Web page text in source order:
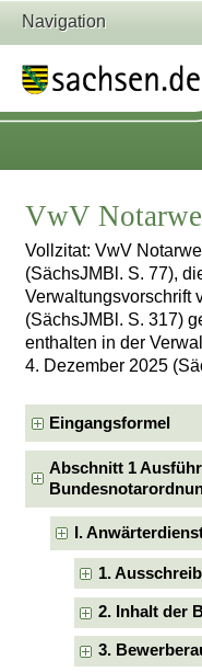
Navigation
VwV
Vollzitat: VwV
(SächsJMBl. S. 77),
Verwaltungsvorschrift
(SächsJMBl. S. 317)
enthalten in der
4. Dezember 2025
Eingangsformel
Abschnitt 1
I.
1.
2. Inhalt der
3.